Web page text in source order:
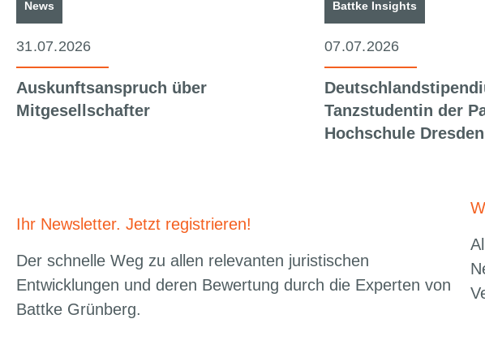
News
31.07.2026
Auskunftsanspruch über
Mitgesellschafter
Battke Insights
07.07.2026
Tanzstudentin der
Hochschule
Ihr Newsletter. Jetzt registrieren!
Der schnelle Weg zu allen relevanten juristischen
Entwicklungen und deren Bewertung durch die Experten von
Battke Grünberg.